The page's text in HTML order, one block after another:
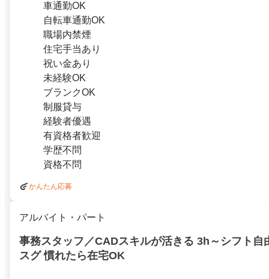
車通勤OK
自転車通勤OK
職場内禁煙
住宅手当あり
祝い金あり
未経験OK
ブランクOK
制服貸与
経験者優遇
有資格者歓迎
学歴不問
資格不問
かんたん応募
アルバイト・パート
事務スタッフ／CADスキルが活きる 3h～シフト自
スグ 慣れたら在宅OK